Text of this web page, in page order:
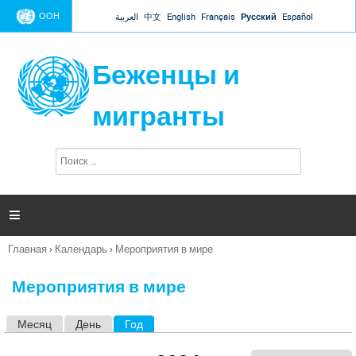
Jump to navigation
ООН العربية 中文 English Français Русский Español
Беженцы и
мигранты
п
и

Вы
Главная › Календарь › Мероприятия в мире
Мероприятия в мире
Месяц День Год